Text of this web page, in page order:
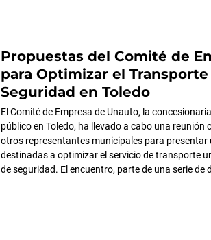
Propuestas del Comité de
para Optimizar el
Seguridad en Toledo
El Comité de Empresa de Unauto, la
público en Toledo, ha llevado a cabo una reunión
otros representantes municipales para presentar
destinadas a optimizar el servicio de transporte
de seguridad. El encuentro, parte de una serie de